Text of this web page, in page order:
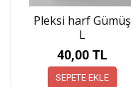
Pleksi harf Gümüş
L
40,00 TL
SEPETE EKLE